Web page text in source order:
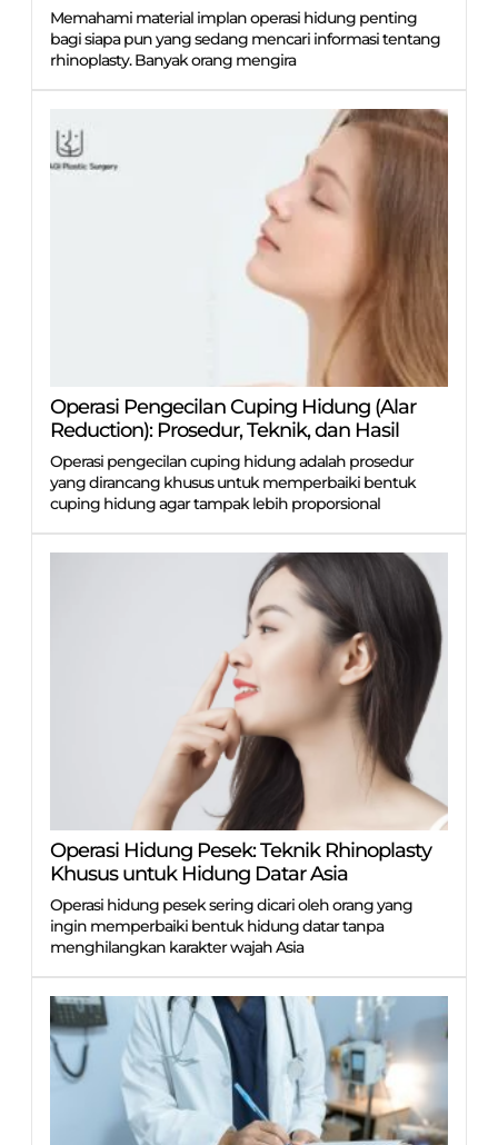
Memahami material implan operasi hidung penting
bagi siapa pun yang sedang mencari informasi tentang
rhinoplasty. Banyak orang mengira
Operasi Pengecilan Cuping Hidung (Alar
Reduction): Prosedur, Teknik, dan Hasil
Operasi pengecilan cuping hidung adalah prosedur
yang dirancang khusus untuk memperbaiki bentuk
cuping hidung agar tampak lebih proporsional
Operasi Hidung Pesek: Teknik Rhinoplasty
Khusus untuk Hidung Datar Asia
Operasi hidung pesek sering dicari oleh orang yang
ingin memperbaiki bentuk hidung datar tanpa
menghilangkan karakter wajah Asia